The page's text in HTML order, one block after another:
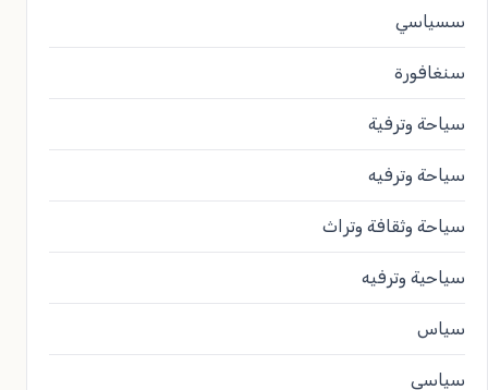
سسياسي
سنغافورة
سياحة وترفية
سياحة وترفيه
سياحة وثقافة وتراث
سياحية وترفيه
سياس
سياسي